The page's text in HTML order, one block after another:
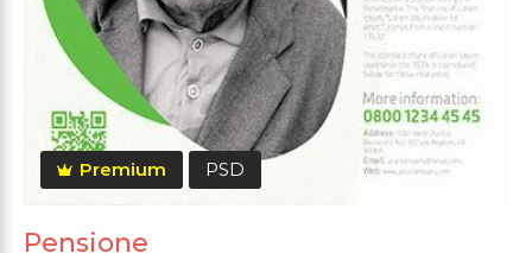
Premium PSD
Pensione